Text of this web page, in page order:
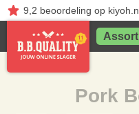
9,2 beoordelingop
Pork